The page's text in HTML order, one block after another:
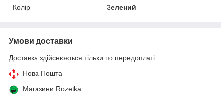
Колір
Зелений
Умови доставки
Доставка здійснюється тільки по передоплаті.
Нова Пошта
Магазини Rozetka